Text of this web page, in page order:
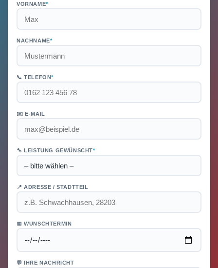
VORNAME*
NACHNAME*
📞 TELEFON*
✉️ E-MAIL
🔧 LEISTUNG GEWÜNSCHT*
📍 ADRESSE / STADTTEIL
📅 WUNSCHTERMIN
💬 IHRE NACHRICHT